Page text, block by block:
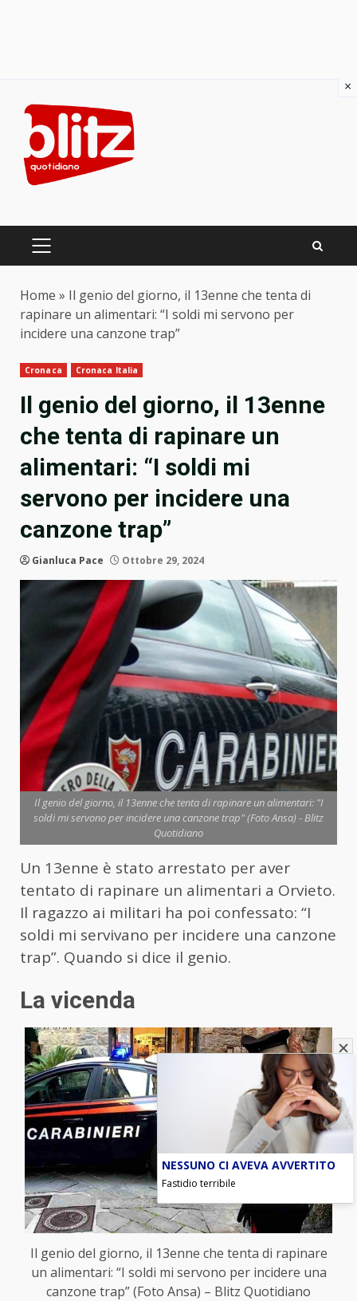
content
PRIMARY
Home » Il genio del giorno, il 13enne che tenta di
rapinare un alimentari: “I soldi mi servono per
incidere una canzone trap”
Cronaca Cronaca Italia
Il genio del giorno, il 13enne
che tenta di rapinare un
alimentari: “I soldi mi
servono per incidere una
canzone trap”
Gianluca Pace Ottobre 29, 2024
Il genio del giorno, il 13enne che tenta di rapinare un alimentari: "I
soldi mi servono per incidere una canzone trap" (Foto Ansa) - Blitz
Quotidiano
Un 13enne è stato arrestato per aver
tentato di rapinare un alimentari a Orvieto.
Il ragazzo ai militari ha poi confessato: “I
soldi mi servivano per incidere una canzone
trap”. Quando si dice il genio.
La vicenda
Il genio del giorno, il 13enne che tenta di rapinare
un alimentari: “I soldi mi servono per incidere una
canzone trap” (Foto Ansa) – Blitz Quotidiano
×
NESSUNO CI AVEVA AVVERTITO
Fastidio terribile